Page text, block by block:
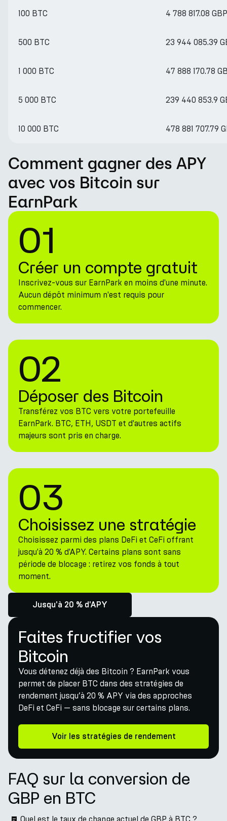
100 BTC 4 788 817.08 GBP
500 BTC 23 944 085.39
1 000 BTC 47 888 170.78
5 000 BTC 239 440 853.9
10 000 BTC 478 881 707.79
Comment gagner des APY
avec vos Bitcoin sur
EarnPark
01
Créer un compte gratuit
Inscrivez-vous sur EarnPark en moins d'une minute.
Aucun dépôt minimum n'est requis pour
commencer.
02
Déposer des Bitcoin
Transférez vos BTC vers votre portefeuille
EarnPark. BTC, ETH, USDT et d'autres actifs
majeurs sont pris en charge.
03
Choisissez une stratégie
Choisissez parmi des plans DeFi et CeFi offrant
jusqu'à 20 % d'APY. Certains plans sont sans
période de blocage : retirez vos fonds à tout
moment.
Jusqu'à 20 % d'APY
Faites fructifier vos
Bitcoin
Vous détenez déjà des Bitcoin ? EarnPark vous
permet de placer BTC dans des stratégies de
rendement jusqu’à 20 % APY via des approches
DeFi et CeFi — sans blocage sur certains plans.
Voir les stratégies de rendement
FAQ sur la conversion de
GBP en BTC